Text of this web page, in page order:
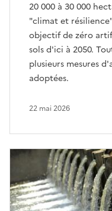
20 000 à 30 000
"climat et
objectif de zéro
sols d'ici à 2050.
plusieurs mesures
adoptées.
22 mai 2026